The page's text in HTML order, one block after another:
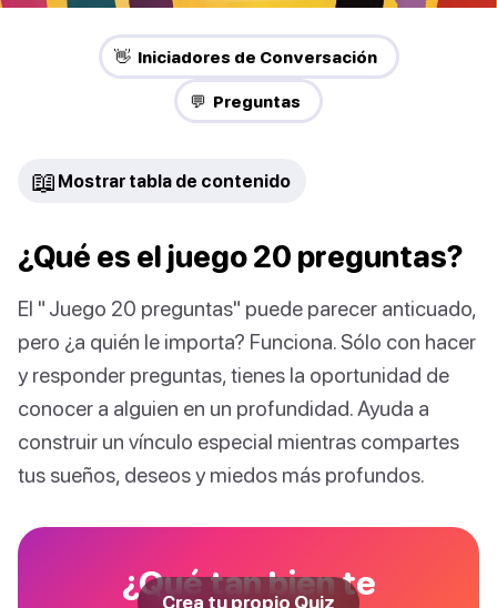
👋 Iniciadores de Conversación
💬 Preguntas
📖 Mostrar tabla de contenido
¿Qué es el juego 20 preguntas?
El " Juego 20 preguntas" puede parecer anticuado,
pero ¿a quién le importa? Funciona. Sólo con hacer
y responder preguntas, tienes la oportunidad de
conocer a alguien en un profundidad. Ayuda a
construir un vínculo especial mientras compartes
tus sueños, deseos y miedos más profundos.
¿Qué tan bien te
Crea tu propio Quiz